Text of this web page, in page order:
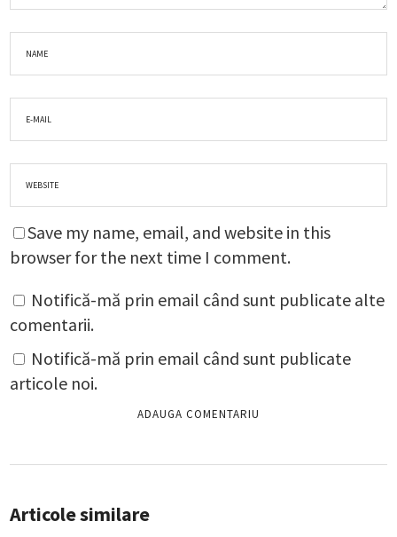
Save my name, email, and website in this
browser for the next time I comment.
Notifică-mă prin email când sunt publicate alte
comentarii.
Notifică-mă prin email când sunt publicate
articole noi.
Articole similare